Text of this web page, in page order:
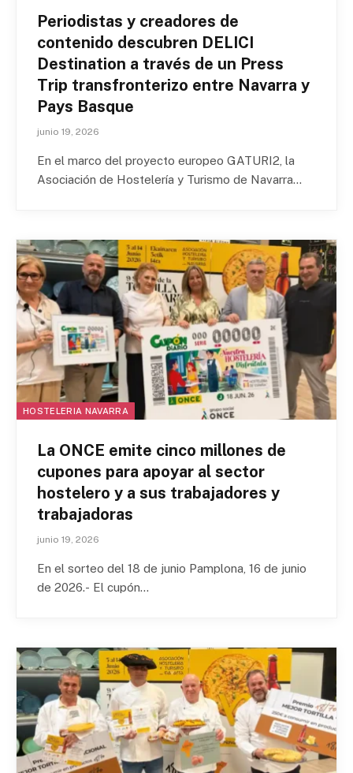
Periodistas y creadores de
contenido descubren DELICI
Destination a través de un Press
Trip transfronterizo entre Navarra y
Pays Basque
junio 19, 2026
En el marco del proyecto europeo GATURI2, la
Asociación de Hostelería y Turismo de Navarra…
HOSTELERIA NAVARRA
La ONCE emite cinco millones de
cupones para apoyar al sector
hostelero y a sus trabajadores y
trabajadoras
junio 19, 2026
En el sorteo del 18 de junio Pamplona, 16 de junio
de 2026.- El cupón…